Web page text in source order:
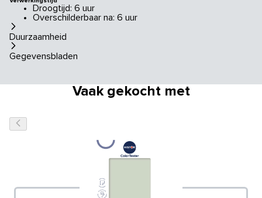
Droogtijd: 6 uur
Overschilderbaar na: 6 uur
Duurzaamheid
Gegevensbladen
Vaak gekocht met